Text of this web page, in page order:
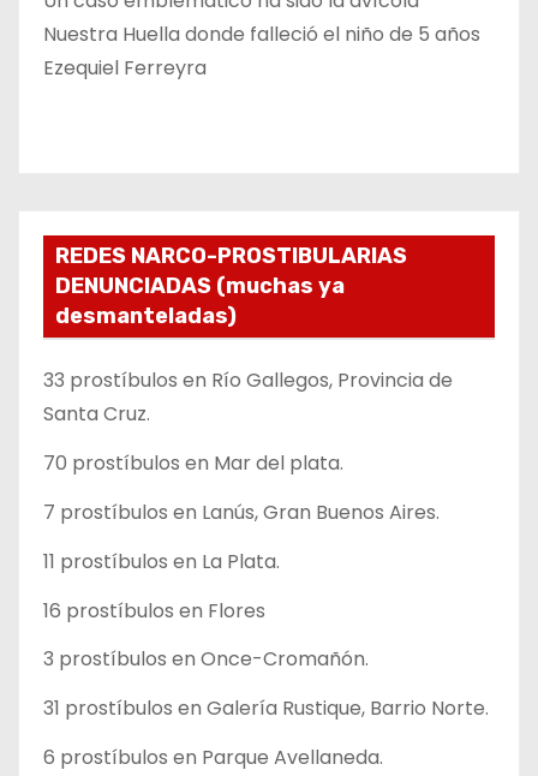
Nuestra Huella donde falleció el niño de 5 años
Ezequiel Ferreyra
REDES NARCO-PROSTIBULARIAS
DENUNCIADAS (muchas ya
desmanteladas)
33 prostíbulos en Río Gallegos, Provincia de
Santa Cruz.
70 prostíbulos en Mar del plata.
7 prostíbulos en Lanús, Gran Buenos Aires.
11 prostíbulos en La Plata.
16 prostíbulos en Flores
3 prostíbulos en Once-Cromañón.
31 prostíbulos en Galería Rustique, Barrio Norte.
6 prostíbulos en Parque Avellaneda.